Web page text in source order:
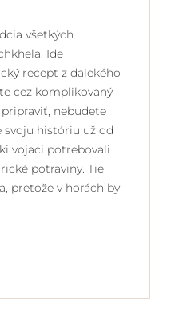
všetkých
Ide
recept z ďalekého
cez komplikovaný
nebudete
svoju históriu už od
vojaci potrebovali
potraviny. Tie
pretože v horách by